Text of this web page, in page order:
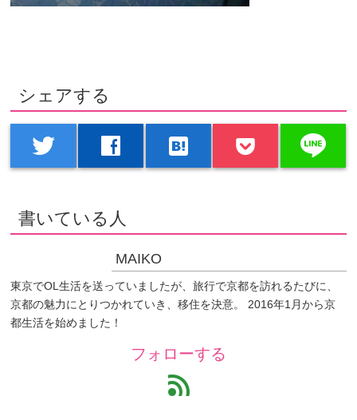
シェアする
twitter facebook hatenabookmark line
書いている人
MAIKO
東京でOL生活を送っていましたが、旅行で京都を訪れるたびに、
京都の魅力にとりつかれていき、移住を決意。 2016年1月から京
都生活を始めました！
フォローする
feed